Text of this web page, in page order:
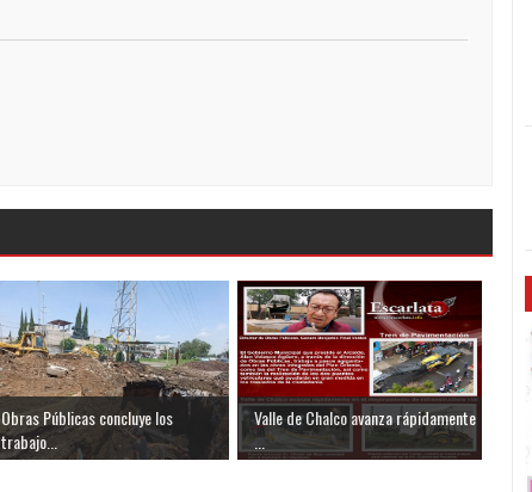
Obras Públicas concluye los
trabajo...
Valle de Chalco avanza rápidamente
...